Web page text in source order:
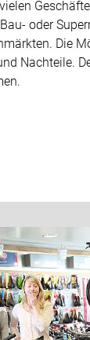
oder
Die
Nachteile.